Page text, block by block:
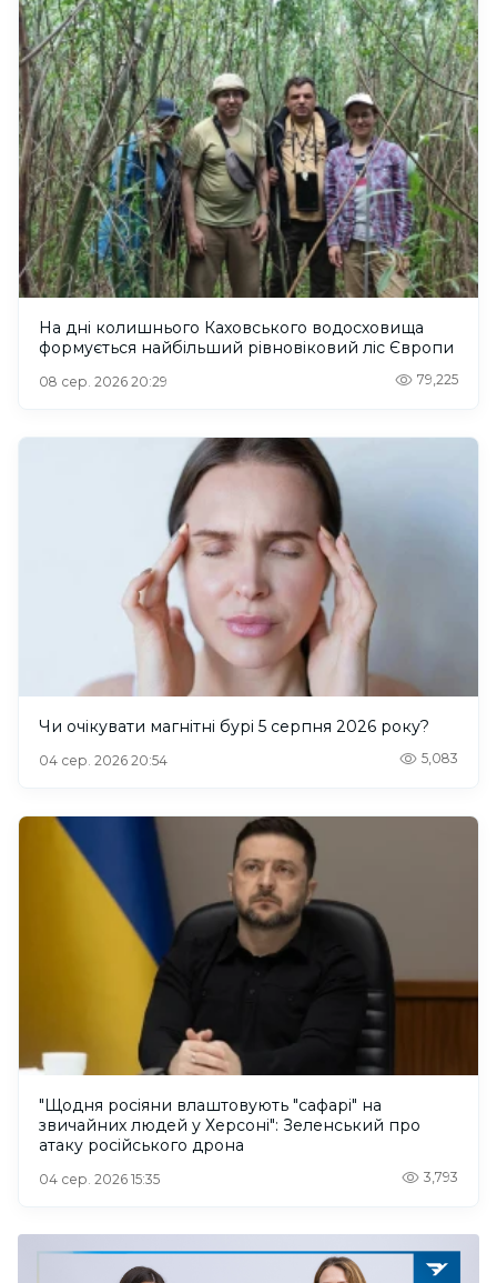
На дні колишнього Каховського водосховища
формується найбільший рівновіковий ліс Європи
08 сер. 2026 20:29 79,225
Чи очікувати магнітні бурі 5 серпня 2026 року?
04 сер. 2026 20:54 5,083
"Щодня росіяни влаштовують "сафарі" на
звичайних людей у Херсоні": Зеленський про
атаку російського дрона
04 сер. 2026 15:35 3,793